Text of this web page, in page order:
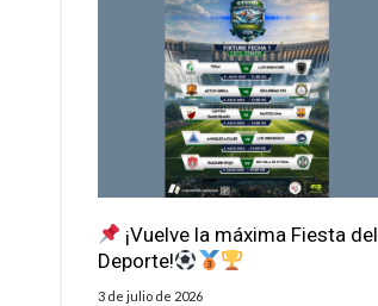
¡Vuelve la máxima Fiesta del
Deporte!
3 de julio de 2026